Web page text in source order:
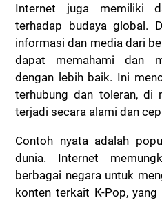
Internet juga memiliki
terhadap budaya global.
informasi dan media dari
dapat memahami dan
dengan lebih baik. Ini
terhubung dan toleran, di
terjadi secara alami dan
Contoh nyata adalah
dunia. Internet
berbagai negara untuk
konten terkait K-Pop,